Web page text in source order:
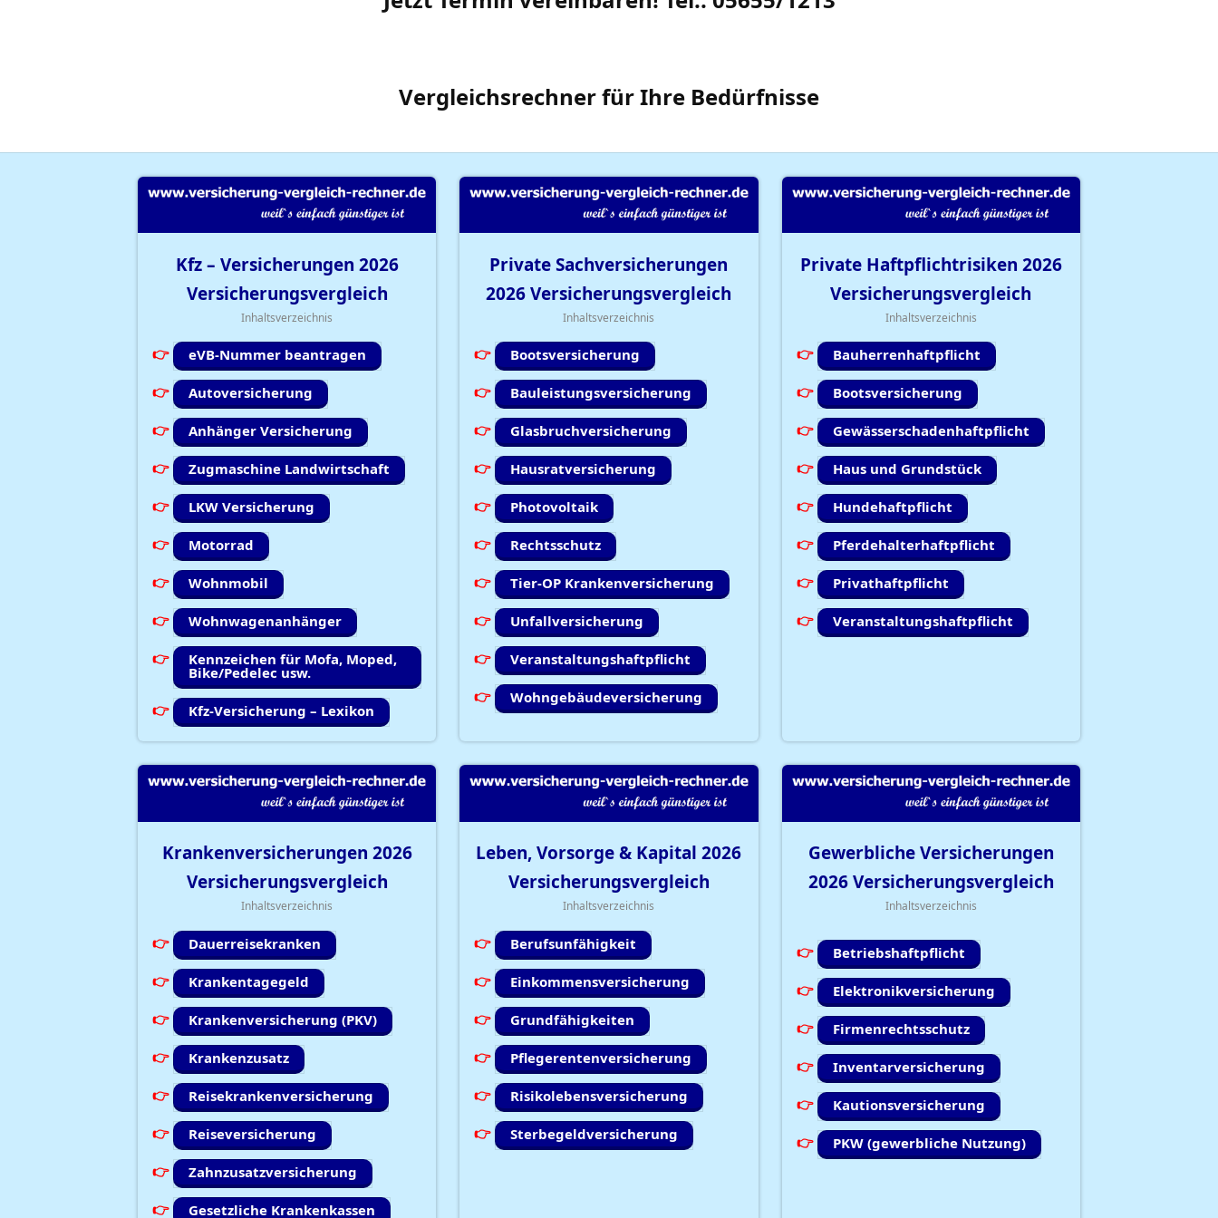
Vergleichsrechnerfür Ihre Bedürfnisse
Kfz – Versicherungen 2026
Versicherungsvergleich
Inhaltsverzeichnis
eVB-Nummer beantragen
Autoversicherung
Anhänger Versicherung
Zugmaschine Landwirtschaft
LKW Versicherung
Motorrad
Wohnmobil
Wohnwagenanhänger
Kennzeichen für Mofa, Moped,
Bike/Pedelec usw.
Kfz-Versicherung – Lexikon
Private Sachversicherungen
2026Versicherungsvergleich
Inhaltsverzeichnis
Bootsversicherung
Bauleistungsversicherung
Glasbruchversicherung
Hausratversicherung
Photovoltaik
Rechtsschutz
Tier-OP Krankenversicherung
Unfallversicherung
Veranstaltungshaftpflicht
Wohngebäudeversicherung
Private Haftpflichtrisiken 2026
Versicherungsvergleich
Inhaltsverzeichnis
Bauherrenhaftpflicht
Bootsversicherung
Gewässerschadenhaftpflicht
Haus und Grundstück
Hundehaftpflicht
Pferdehalterhaftpflicht
Privathaftpflicht
Veranstaltungshaftpflicht
Krankenversicherungen 2026
Versicherungsvergleich
Inhaltsverzeichnis
Dauerreisekranken
Krankentagegeld
Krankenversicherung (PKV)
Krankenzusatz
Reisekrankenversicherung
Reiseversicherung
Zahnzusatzversicherung
Gesetzliche Krankenkassen
Leben, Vorsorge & Kapital2026
Versicherungsvergleich
Inhaltsverzeichnis
Berufsunfähigkeit
Einkommensversicherung
Grundfähigkeiten
Pflegerentenversicherung
Risikolebensversicherung
Sterbegeldversicherung
Gewerbliche Versicherungen
2026Versicherungsvergleich
Inhaltsverzeichnis
Betriebshaftpflicht
Elektronikversicherung
Firmenrechtsschutz
Inventarversicherung
Kautionsversicherung
PKW (gewerbliche Nutzung)